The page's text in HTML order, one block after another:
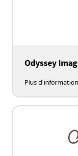
Odyssey
Plus d'information